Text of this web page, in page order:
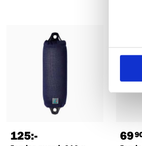
125:- 69